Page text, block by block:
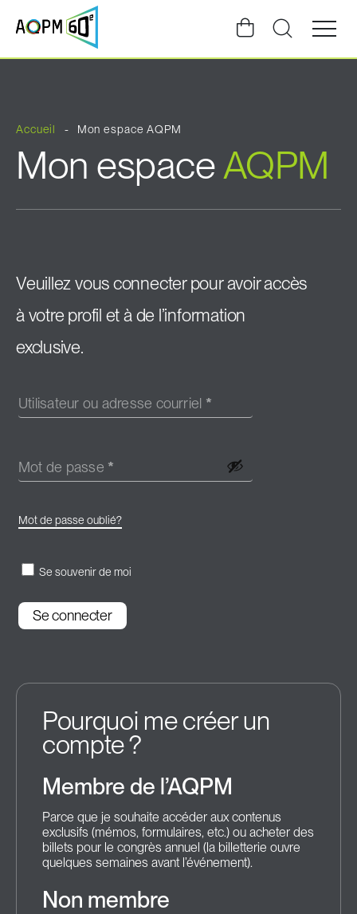
Ouvrir
la
du
Accueil Mon espace AQPM
Mon espaceAQPM
Veuillez vous connecter pour avoir accès
à votre profil et à de l’information
exclusive.
Utilisateur ou adresse courriel *
Mot de passe *
Mot de passe oublié?
Se souvenir de moi
Se connecter
Pourquoi me créer un
compte ?
Membre de l’AQPM
Parce que je souhaite accéder aux contenus
exclusifs (mémos, formulaires, etc.) ou acheter des
billets pour le congrès annuel (la billetterie ouvre
quelques semaines avant l’événement).
Non membre